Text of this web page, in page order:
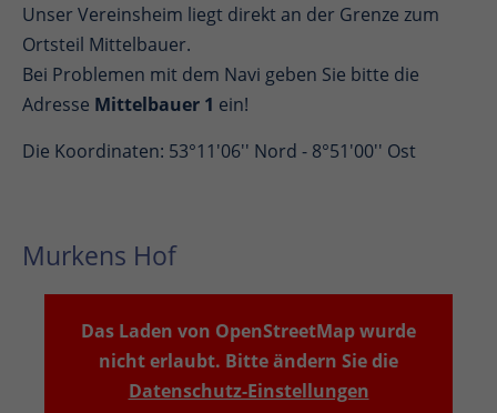
Unser Vereinsheim liegt direkt an der Grenze zum
Ortsteil Mittelbauer.
Bei Problemen mit dem Navi geben Sie bitte die
Adresse Mittelbauer 1 ein!
Die Koordinaten: 53°11'06'' Nord - 8°51'00'' Ost
Murkens Hof
Das Laden von OpenStreetMap wurde
nicht erlaubt. Bitte ändern Sie die
Datenschutz-Einstellungen